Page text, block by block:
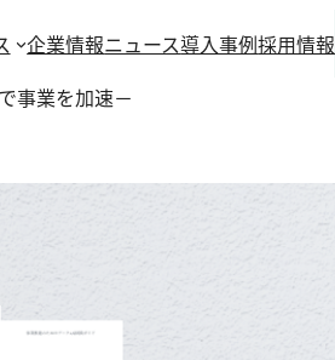
企業情報ニュース導入事例採用情報
事業を加速－